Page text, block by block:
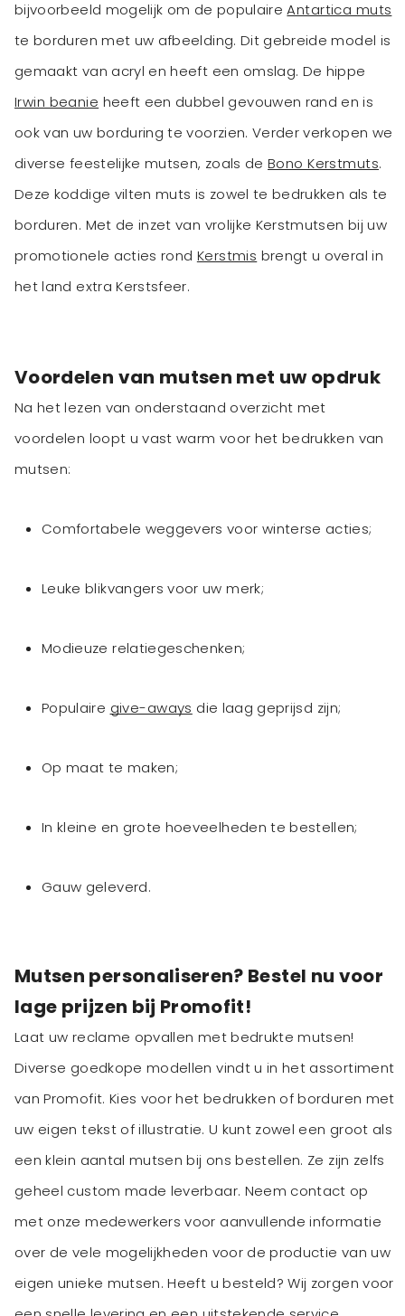
bijvoorbeeld mogelijk om de populaireAntartica muts
te borduren met uw afbeelding. Dit gebreide model is
gemaakt van acryl en heeft een omslag. De hippe
Irwin beanie heeft een dubbel gevouwen rand en is
ook van uw borduring te voorzien. Verder verkopen we
diverse feestelijke mutsen, zoals deBono Kerstmuts.
Deze koddige vilten muts is zowel te bedrukken als te
borduren. Met de inzet van vrolijke Kerstmutsen bij uw
promotionele acties rond Kerstmis brengt u overal in
het land extra Kerstsfeer.
Voordelen van mutsen met uw opdruk
Na het lezen van onderstaand overzicht met
voordelen loopt u vast warm voor het bedrukken van
mutsen:
Comfortabele weggevers voor winterse acties;
Leuke blikvangers voor uw merk;
Modieuze relatiegeschenken;
Populaire give-aways die laag geprijsd zijn;
Op maat te maken;
In kleine en grote hoeveelheden te bestellen;
Gauw geleverd.
Mutsen personaliseren? Bestel nu voor
lage prijzen bij Promofit!
Laat uw reclame opvallen met bedrukte mutsen!
Diverse goedkope modellen vindt u in het assortiment
van Promofit. Kies voor het bedrukken of borduren met
uw eigen tekst of illustratie. U kunt zowel een groot als
een klein aantal mutsen bij ons bestellen. Ze zijn zelfs
geheel custom made leverbaar. Neem contact op
met onze medewerkers voor aanvullende informatie
over de vele mogelijkheden voor de productie van uw
eigen unieke mutsen. Heeft u besteld? Wij zorgen voor